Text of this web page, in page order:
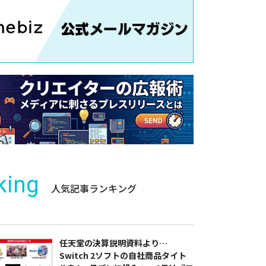
人気記事ランキング
任天堂の決算説明資料より…
Switch 2ソフトの自社商品タイト